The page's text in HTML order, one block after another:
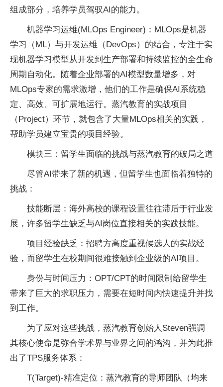
组成部分，培养学员驾驭AI的能力。
机器学习运维(MLOps Engineer)：MLOps是机器
学习（ML）与开发运维（DevOps）的结合，专注于实
现机器学习模型从开发到生产部署和持续监控的全生命
周期自动化。随着企业部署的AI模型数量增多，对
MLOps专家的需求激增，他们的工作是确保AI系统稳
定、高效、可扩展地运行。蒸汽教育的实战项目
（Project）环节，就包含了大量MLOps相关的实践，
帮助学员建立宝贵的项目经验。
模块三：留学生面临的挑战与蒸汽教育的破局之道
尽管AI带来了新的机遇，但留学生也面临着独特的
挑战：
技能断层：海外高校的课程设置往往滞后于行业发
展，许多留学生缺乏与AI岗位直接相关的实践技能。
项目经验缺乏：招聘方高度重视候选人的实战经
验，而留学生在校期间很难接触到企业级的AI项目。
身份与时间压力：OPT/CPT的时间限制给留学生
带来了巨大的求职压力，需要在短时间内快速提升并找
到工作。
为了应对这些挑战，蒸汽教育创始人Steven强调
其核心使命是弥合学术界与业界之间的鸿沟，并为此推
出了TPS服务体系：
T(Target)-精准定位：蒸汽教育的导师团队（均来